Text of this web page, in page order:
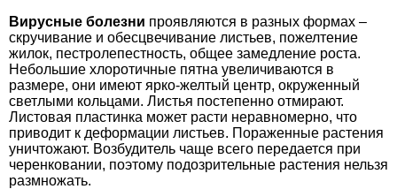
Вирусные болезни проявляются в разных формах –
скручивание и обесцвечивание листьев, пожелтение
жилок, пестролепестность, общее замедление роста.
Небольшие хлоротичные пятна увеличиваются в
размере, они имеют ярко-желтый центр, окруженный
светлыми кольцами. Листья постепенно отмирают.
Листовая пластинка может расти неравномерно, что
приводит к деформации листьев. Пораженные растения
уничтожают. Возбудитель чаще всего передается при
черенковании, поэтому подозрительные растения нельзя
размножать.